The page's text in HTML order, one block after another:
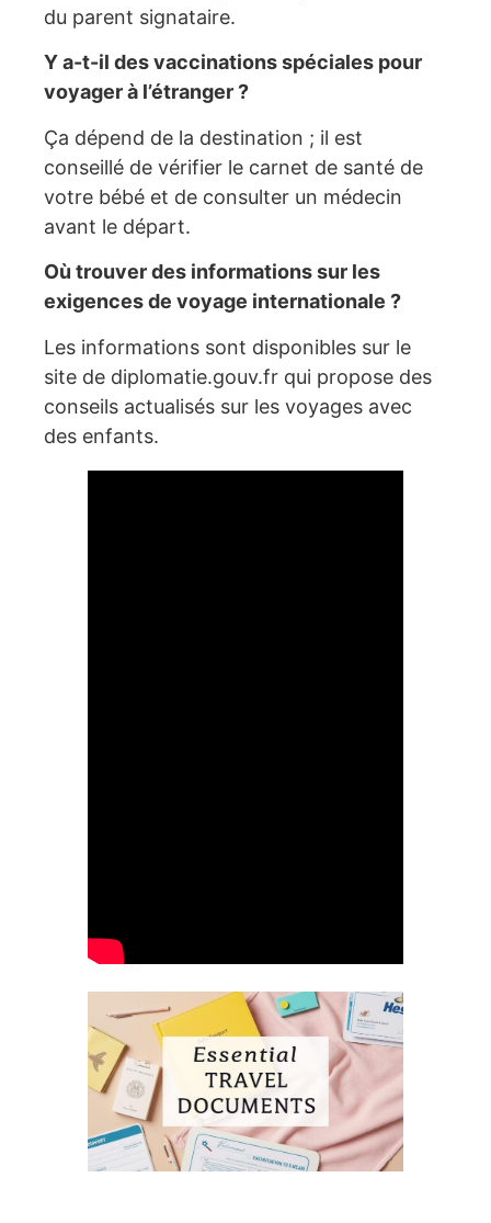
du parent signataire.
Y a-t-il des vaccinations spéciales pour
voyager à l’étranger ?
Ça dépend de la destination ; il est
conseillé de vérifier le carnet de santé de
votre bébé et de consulter un médecin
avant le départ.
Où trouver des informations sur les
exigences de voyage internationale ?
Les informations sont disponibles sur le
site de diplomatie.gouv.fr qui propose des
conseils actualisés sur les voyages avec
des enfants.